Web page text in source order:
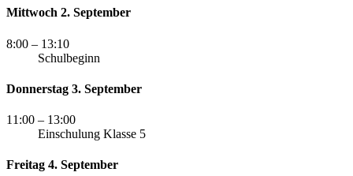
Mittwoch 2. September
8:00 – 13:10
Schulbeginn
Donnerstag 3. September
11:00 – 13:00
Einschulung Klasse 5
Freitag 4. September